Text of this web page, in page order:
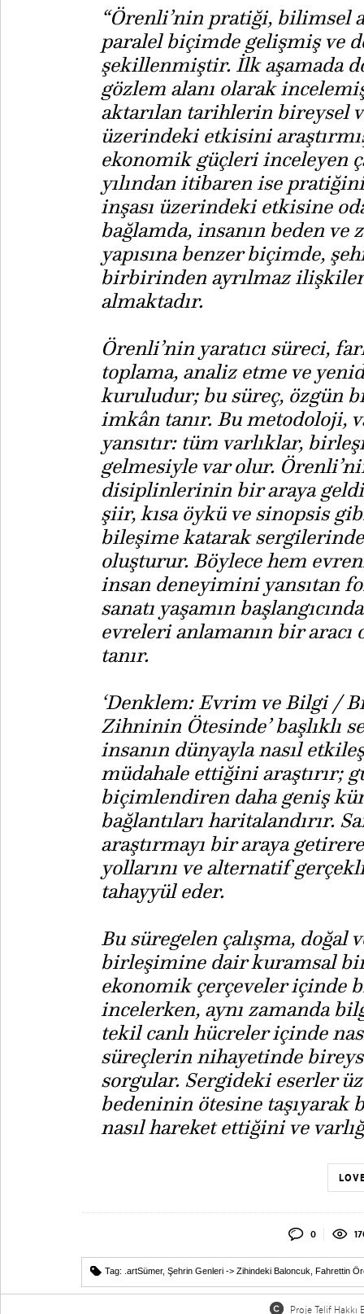
“Örenli’nin pratiği, bilimsel
paralel biçimde gelişmiş ve
şekillenmiştir. İlk aşamada
gözlem alanı olarak
aktarılan tarihlerin bireysel
üzerindeki etkisini
ekonomik güçleri inceleyen
yılından itibaren ise
inşası üzerindeki etkisine
bağlamda, insanın beden
yapısına benzer biçimde,
birbirinden ayrılmaz
almaktadır.
Örenli’nin yaratıcı süreci,
toplama, analiz etme ve
kuruludur; bu süreç, özgün
imkân tanır. Bu metodoloji,
yansıtır: tüm varlıklar,
gelmesiyle var olur.
disiplinlerinin bir araya
şiir, kısa öykü ve sinopsis
bileşime katarak
oluşturur. Böylece hem
insan deneyimini yansıtan
sanatı yaşamın
evreleri anlamanın bir
tanır.
‘Denklem: Evrim ve Bilgi /
Zihninin Ötesinde’ başlıklı
insanın dünyayla nasıl
müdahale ettiğini araştırır;
biçimlendiren daha geniş
bağlantıları haritalandırır.
araştırmayı bir araya
yollarını ve alternatif
tahayyül eder.
Bu süregelen çalışma, doğal
birleşimine dair kuramsal bir
ekonomik çerçeveler içinde
incelerken, aynı zamanda
tekil canlı hücreler içinde
süreçlerin nihayetinde
sorgular. Sergideki eserler
bedeninin ötesine taşıyarak
nasıl hareket ettiğini ve
0
Tag: .artSümer, Şehrin Genleri -> Zihindeki Baloncuk Fahrettin
Proje Telif Hakkı